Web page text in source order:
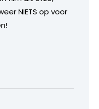
NIETS op voor